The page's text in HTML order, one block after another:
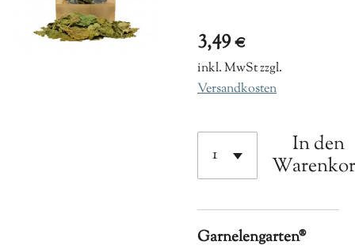
3,49 €
inkl. MwSt zzgl.
Versandkosten
In den
Garnelengarten®